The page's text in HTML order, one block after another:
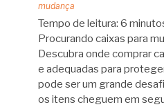
mudança
Tempo de leitura: 6
Procurando caixas para
Descubra onde comprar
e adequadas para
pode ser um grande
os itens cheguem em